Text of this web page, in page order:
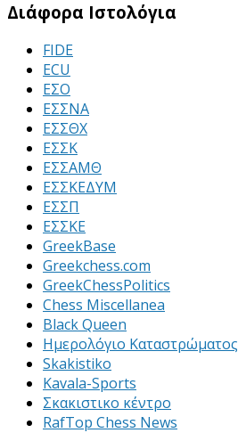
Διάφορα Ιστολόγια
FIDE
ECU
ΕΣΟ
ΕΣΣΝΑ
ΕΣΣΘΧ
ΕΣΣΚ
ΕΣΣΑΜΘ
ΕΣΣΚΕΔΥΜ
ΕΣΣΠ
ΕΣΣΚΕ
GreekBase
Greekchess.com
GreekChessPolitics
Chess Miscellanea
Black Queen
Ημερολόγιο Καταστρώματος
Skakistiko
Kavala-Sports
Σκακιστικο κέντρο
RafTop Chess News